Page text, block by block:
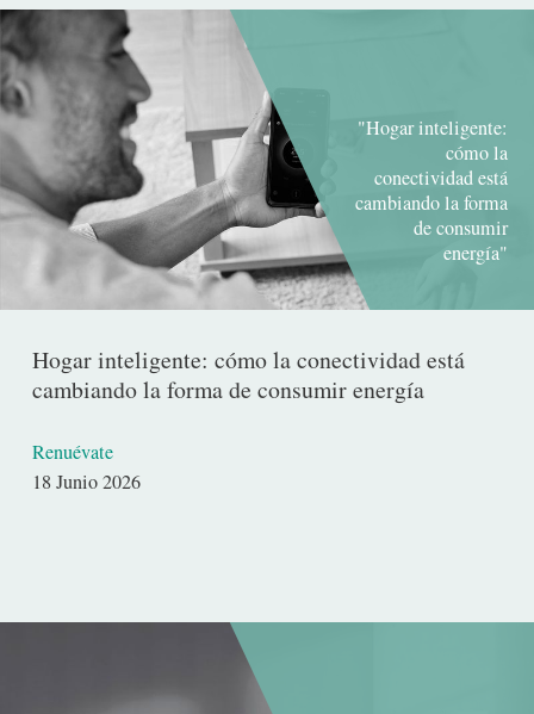
"Hogar inteligente:
cómo la
conectividad está
cambiando la forma
de consumir
energía"
Hogar inteligente: cómo la conectividad está
cambiando la forma de consumir energía
Renuévate
Fecha18 Junio 2026